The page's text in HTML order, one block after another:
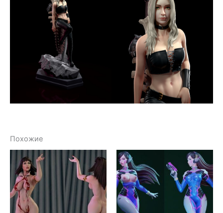
Похожие